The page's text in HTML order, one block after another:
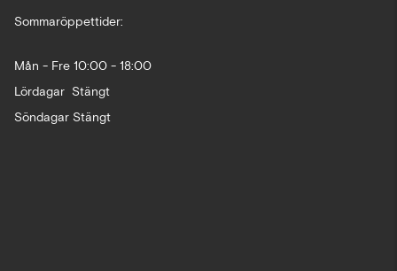
Sommaröppettider:
Mån - Fre 10:00 - 18:00
Lördagar Stängt
Söndagar Stängt